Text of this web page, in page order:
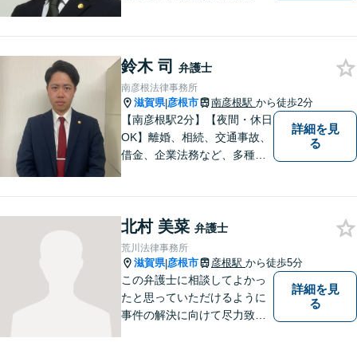
鈴木 司 弁護士
南彦根法律事務所
滋賀県|彦根市 南彦根駅 から徒歩2分
【南彦根駅2分】【夜間・休日
OK】離婚、相続、交通事故、
借金、企業法務など、多種多
をモットーに、皆様それぞれ
に合った解決を図ってまいり
ます。お気軽にご相談くださ
い。
詳細を見
る
北村 美菜 弁護士
荒川法律事務所
滋賀県|彦根市 彦根駅 から徒歩5分
この弁護士に相談してよかっ
たと思っていただけるように
事件の解決に向けて尽力致し
詳細を見
る